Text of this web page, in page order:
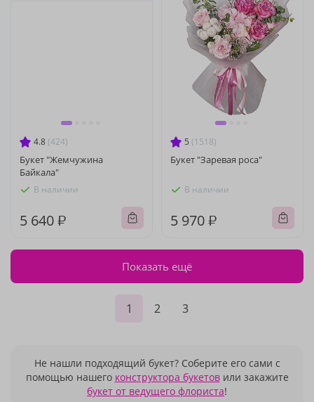
4.8 (424)
Букет "Жемчужина
Байкала"
В наличии
5 640 ₽
5 (1518)
Букет "Заревая роса"
В наличии
5 970 ₽
Показать ещё
1 2 3
Не нашли подходящий букет? Соберите его сами с
помощью нашего конструктора букетовили закажите
букет от ведущего флориста!